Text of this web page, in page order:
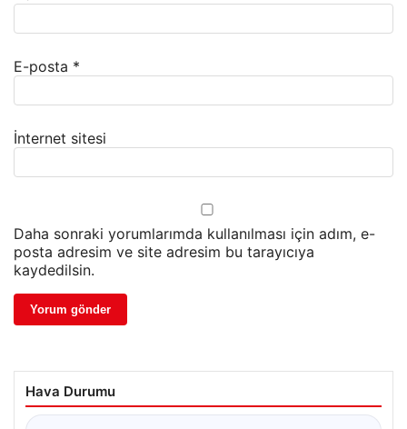
E-posta *
İnternet sitesi
Daha sonraki yorumlarımda kullanılması için adım, e-
posta adresim ve site adresim bu tarayıcıya
kaydedilsin.
Hava Durumu